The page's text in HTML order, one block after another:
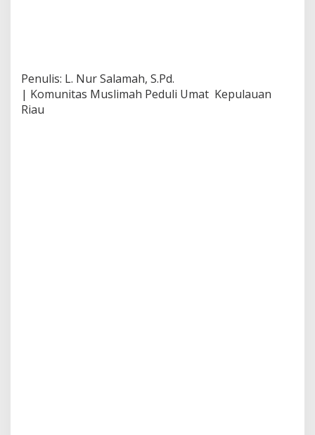
Penulis: L. Nur Salamah, S.Pd.
| Komunitas Muslimah Peduli Umat Kepulauan
Riau